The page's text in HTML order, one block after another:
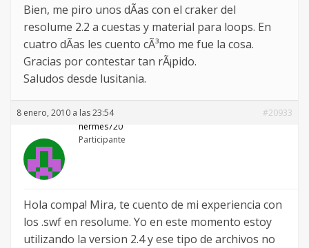
Bien, me piro unos dÃ­as con el craker del
resolume 2.2 a cuestas y material para loops. En
cuatro dÃ­as les cuento cÃ³mo me fue la cosa.
Gracias por contestar tan rÃ¡pido.
Saludos desde lusitania.
8 enero, 2010 a las 23:54
#20933
hermes720
Participante
Hola compa! Mira, te cuento de mi experiencia con
los .swf en resolume. Yo en este momento estoy
utilizando la version 2.4 y ese tipo de archivos no